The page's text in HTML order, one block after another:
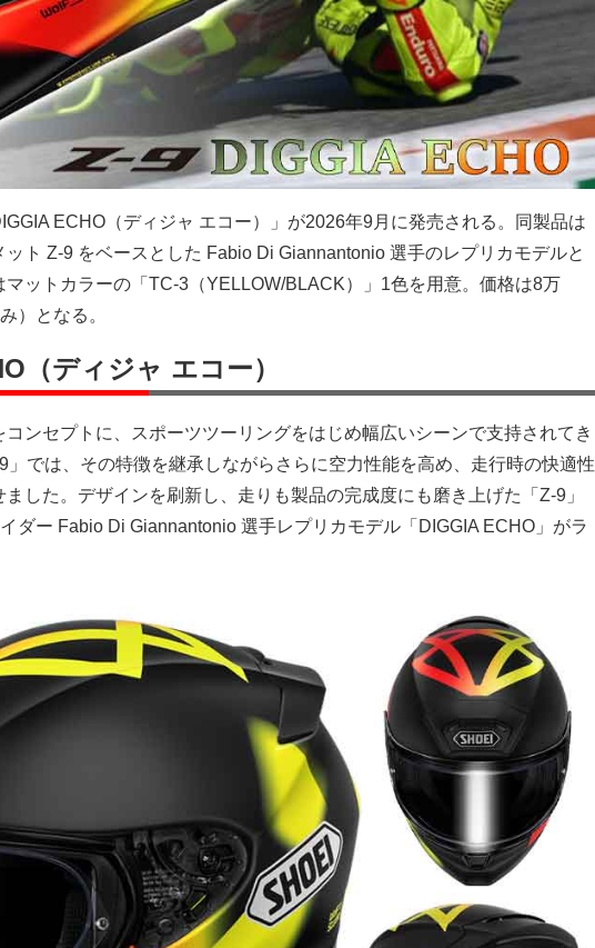
ECHO（ディジャ エコー）」が2026年9月に発売される。同製品は
ット Z-9 をベースとした Fabio Di Giannantonio 選手のレプリカモデルと
マットカラーの「TC-3（YELLOW/BLACK）」1色を用意。価格は8万
）となる。
（ディジャ エコー）
ンセプトに、スポーツツーリングをはじめ幅広いシーンで支持されてき
」では、その特徴を継承しながらさらに空力性能を高め、走行時の快適性
した。デザインを刷新し、走りも製品の完成度にも磨き上げた「Z-9」
ダー Fabio Di Giannantonio 選手レプリカモデル「DIGGIA ECHO」がラ